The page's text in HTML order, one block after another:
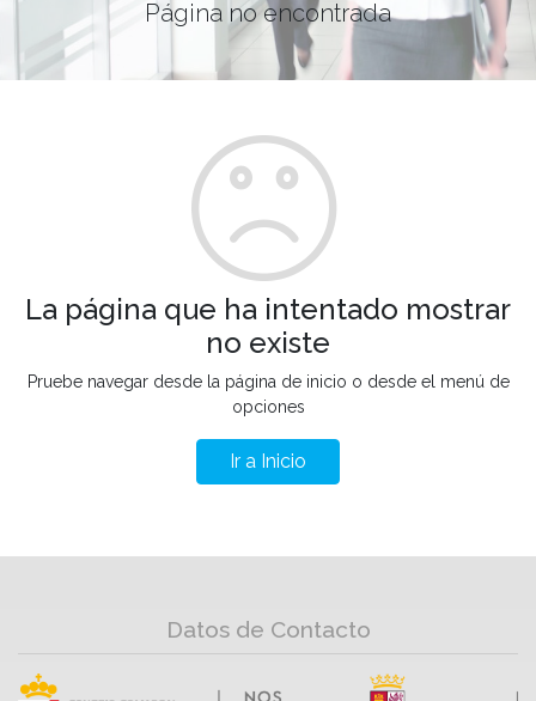
Página no encontrada
La página que ha intentado mostrar
no existe
Pruebe navegar desde la página de inicio o desde el menú de
opciones
Ir a Inicio
Datos de Contacto